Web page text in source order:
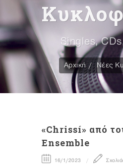
Singles,
Αρχική Νέες
«Chrissí» από
Ensemble
16/1/2023